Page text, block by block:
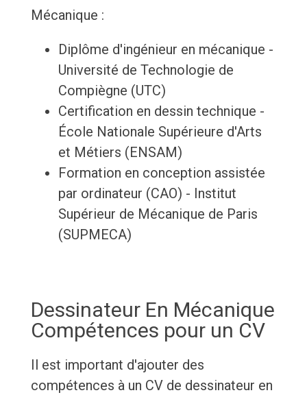
Mécanique :
Diplôme d'ingénieur en mécanique -
Université de Technologie de
Compiègne (UTC)
Certification en dessin technique -
École Nationale Supérieure d'Arts
et Métiers (ENSAM)
Formation en conception assistée
par ordinateur (CAO) - Institut
Supérieur de Mécanique de Paris
(SUPMECA)
Dessinateur En Mécanique
Compétences pour un CV
Il est important d'ajouter des
compétences à un CV de dessinateur en